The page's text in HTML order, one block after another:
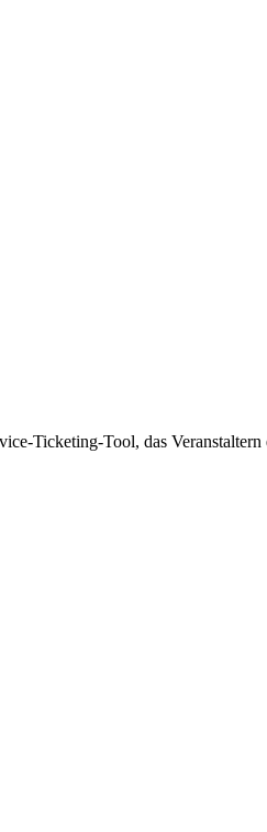
Ticketing-Tool, das